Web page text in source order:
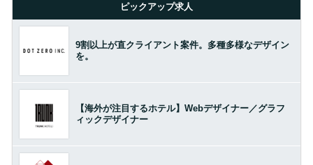
ピックアップ求人
9割以上が直クライアント案件。多種多様なデザイン
を。
【海外が注目するホテル】Webデザイナー／グラフ
ィックデザイナー